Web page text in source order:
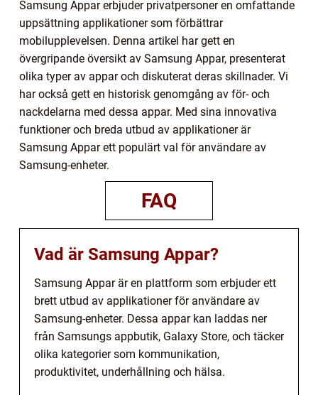
Samsung Appar erbjuder privatpersoner en omfattande
uppsättning applikationer som förbättrar
mobilupplevelsen. Denna artikel har gett en
övergripande översikt av Samsung Appar, presenterat
olika typer av appar och diskuterat deras skillnader. Vi
har också gett en historisk genomgång av för- och
nackdelarna med dessa appar. Med sina innovativa
funktioner och breda utbud av applikationer är
Samsung Appar ett populärt val för användare av
Samsung-enheter.
FAQ
Vad är Samsung Appar?
Samsung Appar är en plattform som erbjuder ett
brett utbud av applikationer för användare av
Samsung-enheter. Dessa appar kan laddas ner
från Samsungs appbutik, Galaxy Store, och täcker
olika kategorier som kommunikation,
produktivitet, underhållning och hälsa.